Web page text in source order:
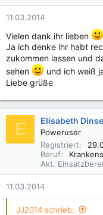
11.03.2014
Vielen dank ihr lieben
Ja ich denke ihr habt
zukommen lassen und
sehen
und ich weiß
Liebe grüße
E Elisabeth Dinse
Poweruser
Registriert
Beruf
Akt.
11.03.2014
JJ2014 schrieb: